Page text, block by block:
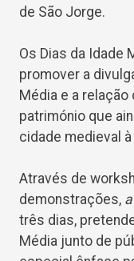
de São Jorge.
Os Dias da Idade
promover a
Média e a
património que
cidade medieval
Através de
demonstrações,
três dias,
Média junto de